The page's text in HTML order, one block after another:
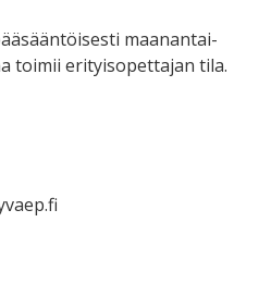
maanantai-
toimii erityisopettajan tila.